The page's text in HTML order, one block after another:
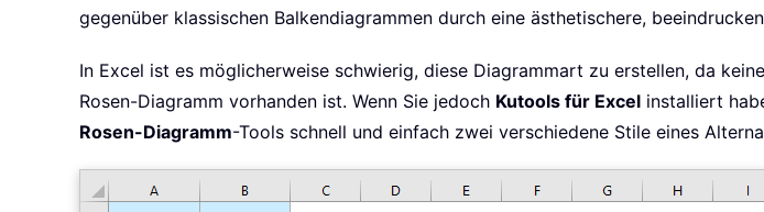
gegenüber klassischen Balkendiagrammen durch eine ästhetischere,
In Excel ist es möglicherweise schwierig, diese Diagrammart zu erstellen, da
Rosen-Diagramm vorhanden ist. Wenn Sie jedoch Kutools für Excel installiert
Rosen-Diagramm-Tools schnell und einfach zwei verschiedene Stile eines